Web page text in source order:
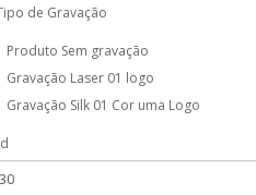
de Gravação
Produto Sem gravação
Gravação Laser 01 logo
Gravação Silk 01 Cor uma Logo